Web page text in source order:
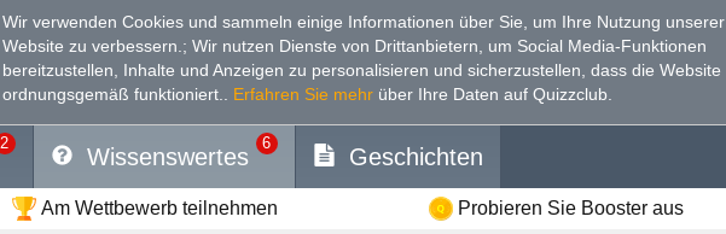
Wir verwenden Cookies und sammeln einige Informationen über Sie, um Ihre Nutzung unserer
Website zu verbessern. ; Wir nutzen Dienste von Drittanbietern, um Social Media-Funktionen
bereitzustellen, Inhalte und Anzeigen zu personalisieren und sicherzustellen, dass die Website
ordnungsgemäß funktioniert.
Erfahren Sie mehr über Ihre Daten auf Quizzclub.
2
Wissenswertes
6
Geschichten
Am Wettbewerb teilnehmen Probieren Sie Booster aus